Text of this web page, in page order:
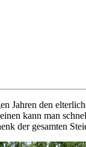
Jahren den
kann man
der gesamten